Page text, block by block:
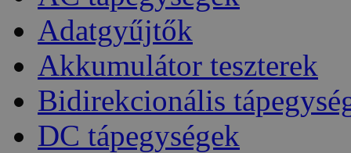
Adatgyűjtők
Akkumulátor teszterek
Bidirekcionális
DC tápegységek